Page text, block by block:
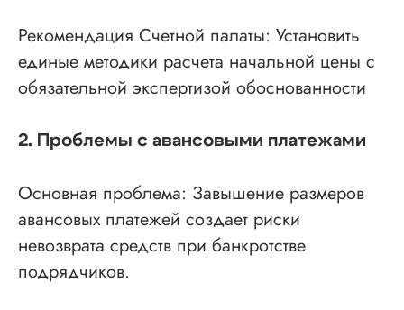
Рекомендация Счетной палаты: Установить
единые методики расчета начальной цены с
обязательной экспертизой обоснованности
2. Проблемы с авансовыми платежами
Основная проблема: Завышение размеров
авансовых платежей создает риски
невозврата средств при банкротстве
подрядчиков.